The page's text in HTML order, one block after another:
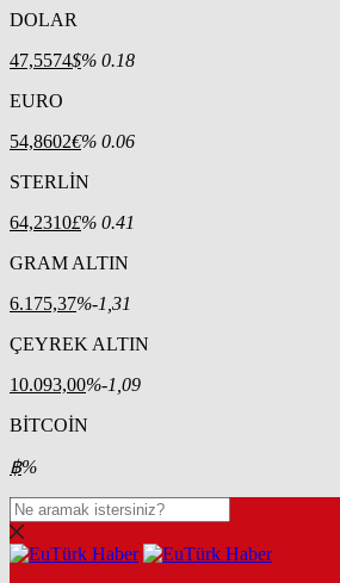
DOLAR
47,5574$% 0.18
EURO
54,8602€% 0.06
STERLİN
64,2310£% 0.41
GRAM ALTIN
6.175,37%-1,31
ÇEYREK ALTIN
10.093,00%-1,09
BİTCOİN
฿%